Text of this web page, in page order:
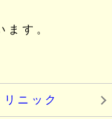
ます。
ニック